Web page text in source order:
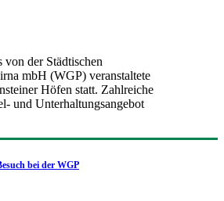
der Städtischen
mbH (WGP) veranstaltete
Höfen statt. Zahlreiche
und Unterhaltungsangebot
bei der WGP